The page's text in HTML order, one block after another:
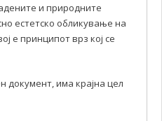
и природните
естетско обликување на
е принципот врз кој се
документ, има крајна цел